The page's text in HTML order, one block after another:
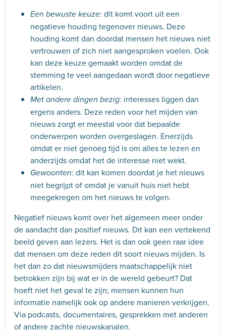
Een bewuste keuze: dit komt voort uit een
negatieve houding tegenover nieuws. Deze
houding komt dan doordat mensen het nieuws niet
vertrouwen of zich niet aangesproken voelen. Ook
kan deze keuze gemaakt worden omdat de
stemming te veel aangedaan wordt door negatieve
artikelen.
Met andere dingen bezig: interesses liggen dan
ergens anders. Deze reden voor het mijden van
nieuws zorgt er meestal voor dat bepaalde
onderwerpen worden overgeslagen. Enerzijds
omdat er niet genoeg tijd is om alles te lezen en
anderzijds omdat het de interesse niet wekt.
Gewoonten: dit kan komen doordat je het nieuws
niet begrijpt of omdat je vanuit huis niet hebt
meegekregen om het nieuws te volgen.
Negatief nieuws komt over het algemeen meer onder
de aandacht dan positief nieuws. Dit kan een vertekend
beeld geven aan lezers. Het is dan ook geen raar idee
dat mensen om deze reden dit soort nieuws mijden. Is
het dan zo dat nieuwsmijders maatschappelijk niet
betrokken zijn bij wat er in de wereld gebeurt? Dat
hoeft niet het geval te zijn; mensen kunnen hun
informatie namelijk ook op andere manieren verkrijgen.
Via podcasts, documentaires, gesprekken met anderen
of andere zachte nieuwskanalen.